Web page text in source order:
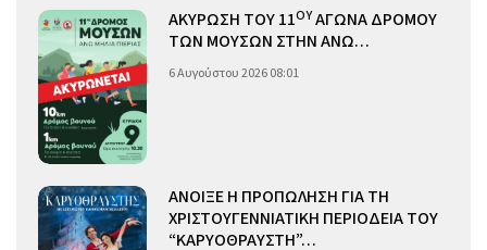
ΑΚΥΡΩΣΗ ΤΟΥ 11ΟΥΑΓΩΝΑ ΔΡΟΜΟΥ
ΤΩΝ ΜΟΥΣΩΝ ΣΤΗΝ ΑΝΩ…
6 Αυγούστου 2026 08:01
ΑΝΟΙΞΕ Η ΠΡΟΠΩΛΗΣΗ ΓΙΑ ΤΗ
ΧΡΙΣΤΟΥΓΕΝΝΙΑΤΙΚΗ ΠΕΡΙΟΔΕΙΑ ΤΟΥ
“ΚΑΡΥΟΘΡΑΥΣΤΗ”…